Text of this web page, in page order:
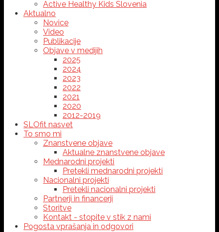
Active Healthy Kids Slovenia
Aktualno
Novice
Video
Publikacije
Objave v medijih
2025
2024
2023
2022
2021
2020
2012-2019
SLOfit nasvet
To smo mi
Znanstvene objave
Aktualne znanstvene objave
Mednarodni projekti
Pretekli mednarodni projekti
Nacionalni projekti
Pretekli nacionalni projekti
Partnerji in financerji
Storitve
Kontakt - stopite v stik z nami
Pogosta vprašanja in odgovori